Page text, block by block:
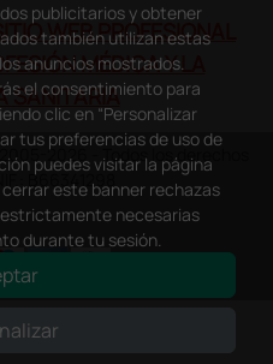
WEB PROFESIONAL
MÉDICA Y LA
SANITARIA
2026 - Todos los derechos
B66341298
the Google
publicitarios y obtener
también utilizan estas
anuncios mostrados.
el consentimiento para
clic en “Personalizar
tus preferencias de uso de
puedes visitar la página
cerrar este banner rechazas
necesarias
durante tu sesión.